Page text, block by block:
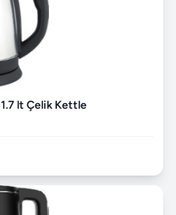
lt Çelik Kettle